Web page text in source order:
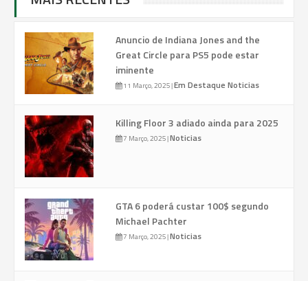
Anuncio de Indiana Jones and the
Great Circle para PS5 pode estar
iminente
11 Março, 2025|Em Destaque Noticias
Killing Floor 3 adiado ainda para 2025
7 Março, 2025|Noticias
GTA 6 poderá custar 100$ segundo
Michael Pachter
7 Março, 2025|Noticias